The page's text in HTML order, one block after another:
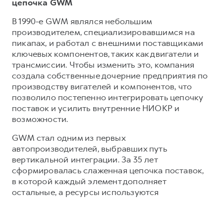
цепочка GWM
В 1990-е GWM являлся небольшим
производителем, специализировавшимся на
пикапах, и работал с внешними поставщиками
ключевых компонентов, таких как двигатели и
трансмиссии. Чтобы изменить это, компания
создала собственные дочерние предприятия по
производству вигателей и компонентов, что
позволило постепенно интегрировать цепочку
поставок и усилить внутренние НИОКР и
возможности.
GWM стал одним из первых
автопроизводителей, выбравших путь
вертикальной интеграции. За 35 лет
сформировалась слаженная цепочка поставок,
в которой каждый элемент дополняет
остальные, а ресурсы используются